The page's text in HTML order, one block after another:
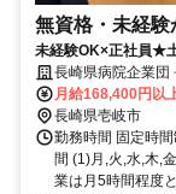
無資格・未経験
未経験OK×正社員★
長崎県病院企業団
月給168,400円以
長崎県壱岐市
勤務時間 固定時
間 (1)月,火,水,木,
業は月5時間程度と